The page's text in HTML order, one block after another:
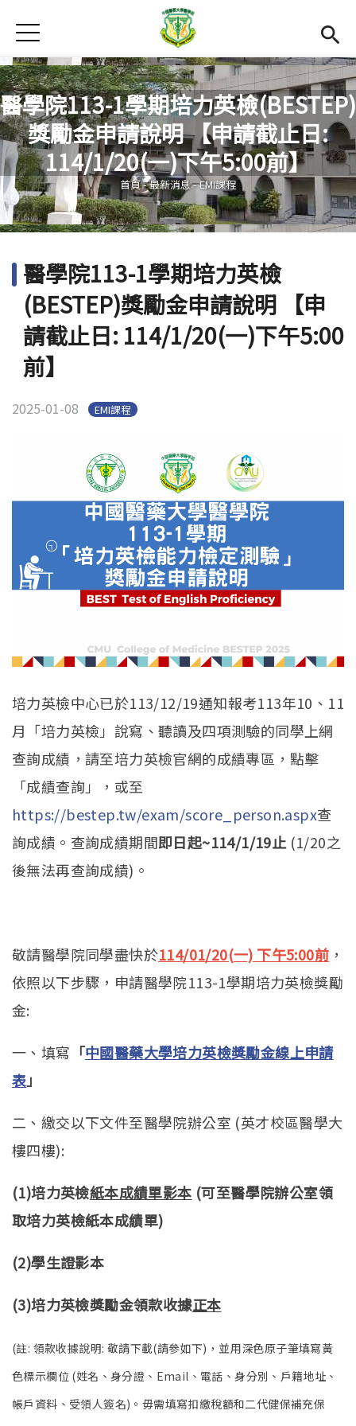
首頁
最新消息
Open submenu (EMI課程簡介)
EMI課程簡介
Open submenu (活動集錦)
活動集錦
Open
學習資源
雙語中心(link is external)
醫學院(link is external)
跨校社群
Jump to Navigation
Jump to Main content
醫學院113-1學期培力英檢(BESTEP)
獎勵金申請說明 【申請截止日:
114/1/20(一)下午5:00前】
您在這裡
首頁-最新消息-EMI課程
醫學院113-1學期培力英檢
(BESTEP)獎勵金申請說明 【申
請截止日: 114/1/20(一)下午5:00
前】
2025-01-08 EMI課程
培力英檢中心已於113/12/19通知報考113年10、11
月「培力英檢」說寫、聽讀及四項測驗的同學上網
查詢成績，請至培力英檢官網的成績專區，點擊
「成績查詢」，或至
https://bestep.tw/exam/score_person.aspx查
詢成績。查詢成績期間即日起~114/1/19止 (1/20之
後無法再查詢成績)。
敬請醫學院同學盡快於114/01/20(一) 下午5:00前 ，
依照以下步驟，申請醫學院113-1學期培力英檢獎勵
金:
一、填寫 「中國醫藥大學培力英檢獎勵金線上申請
表」
二、繳交以下文件至醫學院辦公室 (英才校區醫學大
樓四樓):
(1)培力英檢紙本成績單影本 (可至醫學院辦公室領
取培力英檢紙本成績單)
(2)學生證影本
(3)培力英檢獎勵金領款收據正本
(註: 領款收據說明: 敬請下載(請參如下)，並用深色原子筆填寫黃
色標示欄位 (姓名、身分證、Email、電話、身分別、戶籍地址、
帳戶資料、受領人簽名)。毋需填寫扣繳稅額和二代健保補充保